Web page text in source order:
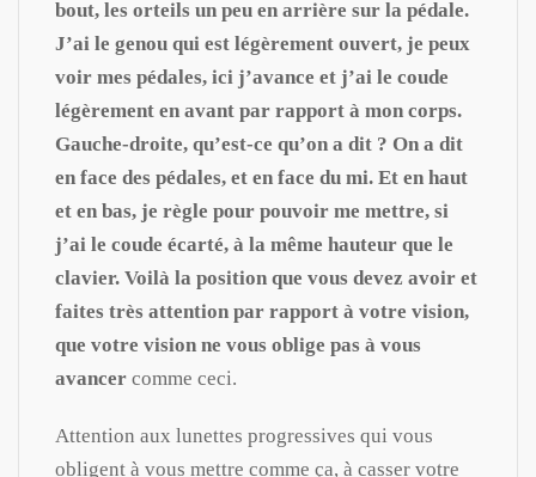
bout, les orteils un peu en arrière sur la pédale.
J’ai le genou qui est légèrement ouvert, je peux
voir mes pédales, ici j’avance et j’ai le coude
légèrement en avant par rapport à mon corps.
Gauche-droite, qu’est-ce qu’on a dit ? On a dit
en face des pédales, et en face du mi. Et en haut
et en bas, je règle pour pouvoir me mettre, si
j’ai le coude écarté, à la même hauteur que le
clavier. Voilà la position que vous devez avoir et
faites très attention par rapport à votre vision,
que votre vision ne vous oblige pas à vous
avancer comme ceci.
Attention aux lunettes progressives qui vous
obligent à vous mettre comme ça, à casser votre